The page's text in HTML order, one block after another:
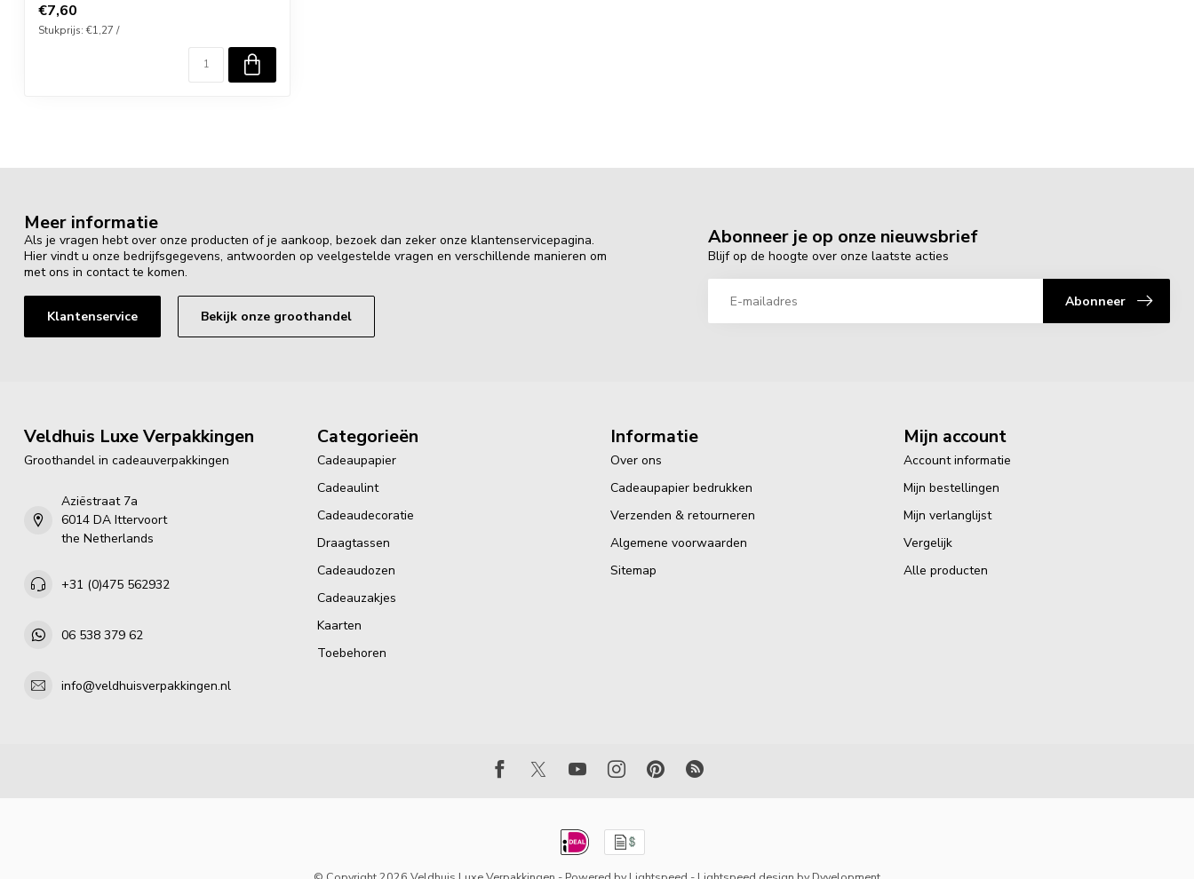
€7,60
Stukprijs: €1,27 /
Meer informatie
Als je vragen hebt over onze producten of je aankoop, bezoek dan zeker onze klantenservicepagina.
Hier vindt u onze bedrijfsgegevens, antwoorden op veelgestelde vragen en verschillende manieren om
met ons in contact te komen.
Klantenservice Bekijk onze groothandel
Abonneer je op onze nieuwsbrief
Blijf op de hoogte over onze laatste acties
Abonneer
Veldhuis Luxe Verpakkingen
Groothandel in cadeauverpakkingen
Aziëstraat 7a
6014 DA Ittervoort
the Netherlands
+31 (0)475 562932
06 538 379 62
info@veldhuisverpakkingen.nl
Categorieën
Cadeaupapier
Cadeaulint
Cadeaudecoratie
Draagtassen
Cadeaudozen
Cadeauzakjes
Kaarten
Toebehoren
Informatie
Over ons
Cadeaupapier bedrukken
Verzenden & retourneren
Algemene voorwaarden
Sitemap
Mijn account
Account informatie
Mijn bestellingen
Mijn verlanglijst
Vergelijk
Alle producten